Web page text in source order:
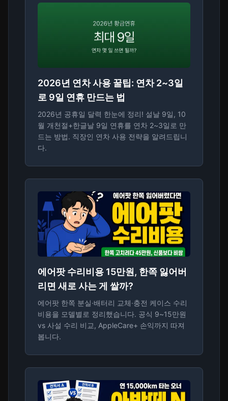
2026년 연차 사용 꿀팁: 연차 2~3일
로 9일 연휴 만드는 법
2026년 공휴일 달력 한눈에 정리! 설날 9일, 10
월 개천절+한글날 9일 연휴를 연차 2~3일로 만
드는 방법. 직장인 연차 사용 전략을 알려드립니
다.
에어팟 수리비용 15만원, 한쪽 잃어버
리면 새로 사는 게 쌀까?
에어팟 한쪽 분실·배터리 교체·충전 케이스 수리
비용을 모델별로 정리했습니다. 공식 9~15만원
vs 사설 수리 비교, AppleCare+ 손익까지 따져
봅니다.